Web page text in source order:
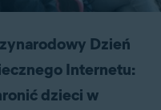
Dzień
Internetu:
dzieci w